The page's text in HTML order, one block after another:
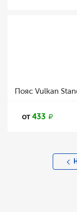
Пояс Vulkan
от433